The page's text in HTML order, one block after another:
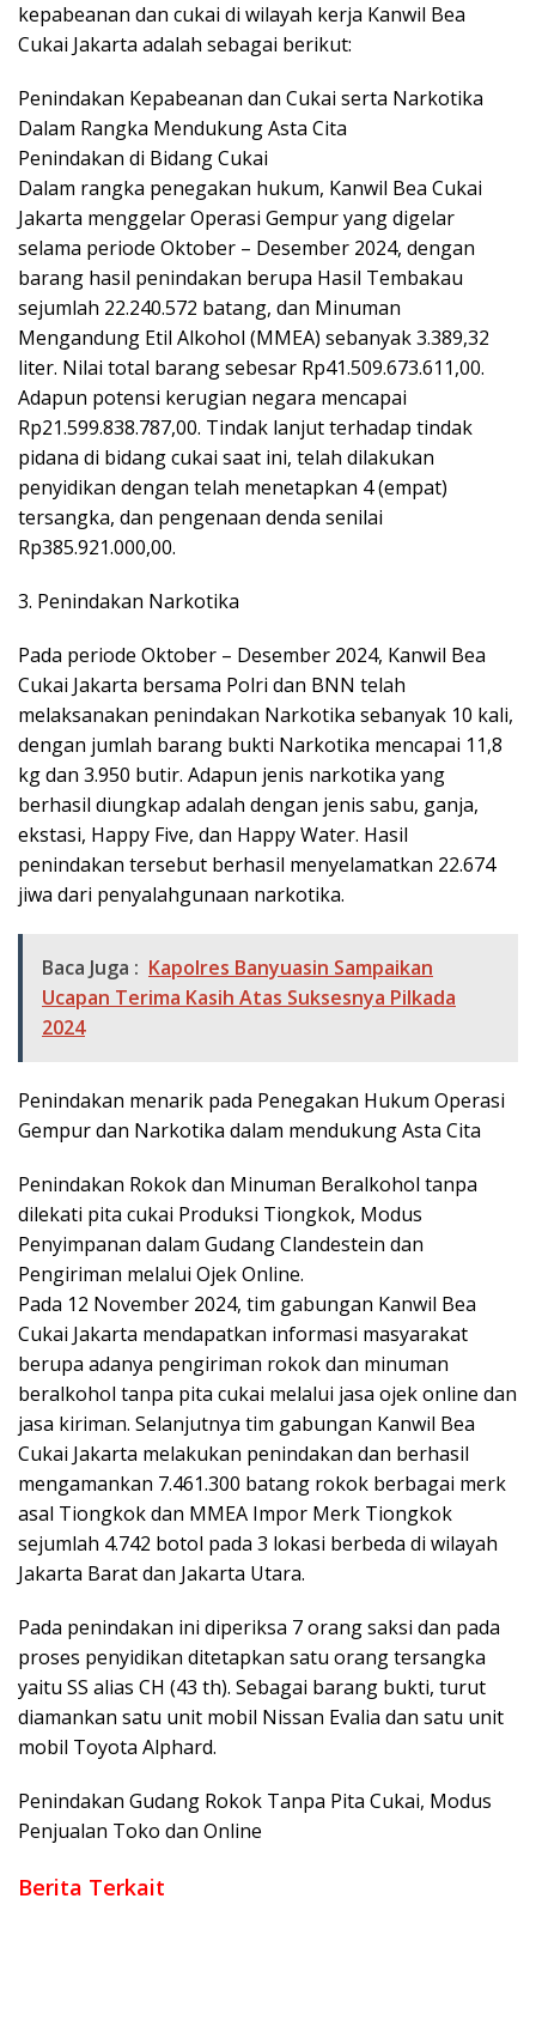
kepabeanan dan cukai di wilayah kerja Kanwil Bea
Cukai Jakarta adalah sebagai berikut:
Penindakan Kepabeanan dan Cukai serta Narkotika
Dalam Rangka Mendukung Asta Cita
Penindakan di Bidang Cukai
Dalam rangka penegakan hukum, Kanwil Bea Cukai
Jakarta menggelar Operasi Gempur yang digelar
selama periode Oktober – Desember 2024, dengan
barang hasil penindakan berupa Hasil Tembakau
sejumlah 22.240.572 batang, dan Minuman
Mengandung Etil Alkohol (MMEA) sebanyak 3.389,32
liter. Nilai total barang sebesar Rp41.509.673.611,00.
Adapun potensi kerugian negara mencapai
Rp21.599.838.787,00. Tindak lanjut terhadap tindak
pidana di bidang cukai saat ini, telah dilakukan
penyidikan dengan telah menetapkan 4 (empat)
tersangka, dan pengenaan denda senilai
Rp385.921.000,00.
3. Penindakan Narkotika
Pada periode Oktober – Desember 2024, Kanwil Bea
Cukai Jakarta bersama Polri dan BNN telah
melaksanakan penindakan Narkotika sebanyak 10 kali,
dengan jumlah barang bukti Narkotika mencapai 11,8
kg dan 3.950 butir. Adapun jenis narkotika yang
berhasil diungkap adalah dengan jenis sabu, ganja,
ekstasi, Happy Five, dan Happy Water. Hasil
penindakan tersebut berhasil menyelamatkan 22.674
jiwa dari penyalahgunaan narkotika.
Baca Juga : Kapolres Banyuasin Sampaikan
Ucapan Terima Kasih Atas Suksesnya Pilkada
2024
Penindakan menarik pada Penegakan Hukum Operasi
Gempur dan Narkotika dalam mendukung Asta Cita
Penindakan Rokok dan Minuman Beralkohol tanpa
dilekati pita cukai Produksi Tiongkok, Modus
Penyimpanan dalam Gudang Clandestein dan
Pengiriman melalui Ojek Online.
Pada 12 November 2024, tim gabungan Kanwil Bea
Cukai Jakarta mendapatkan informasi masyarakat
berupa adanya pengiriman rokok dan minuman
beralkohol tanpa pita cukai melalui jasa ojek online dan
jasa kiriman. Selanjutnya tim gabungan Kanwil Bea
Cukai Jakarta melakukan penindakan dan berhasil
mengamankan 7.461.300 batang rokok berbagai merk
asal Tiongkok dan MMEA Impor Merk Tiongkok
sejumlah 4.742 botol pada 3 lokasi berbeda di wilayah
Jakarta Barat dan Jakarta Utara.
Pada penindakan ini diperiksa 7 orang saksi dan pada
proses penyidikan ditetapkan satu orang tersangka
yaitu SS alias CH (43 th). Sebagai barang bukti, turut
diamankan satu unit mobil Nissan Evalia dan satu unit
mobil Toyota Alphard.
Penindakan Gudang Rokok Tanpa Pita Cukai, Modus
Penjualan Toko dan Online
Berita Terkait